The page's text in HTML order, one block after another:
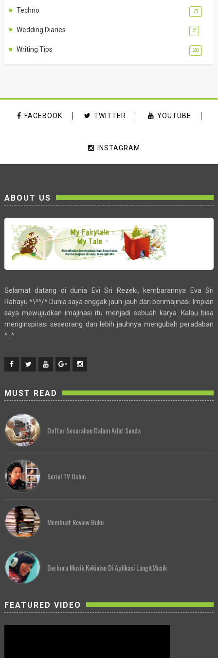
Techno 71
Wedding Diaries 2
Writing Tips 20
FACEBOOK TWITTER YOUTUBE
INSTAGRAM
ABOUT US
Selamat datang di dunia Evi Sri Rezeki, kembarannya Eva Sri
Rahayu *\^^/* Dunia saya enggak jauh-jauh dari berimajinasi. Impian
saya mewujudkan imajinasi itu menjadi sebuah karya. Kalau bisa
menginspirasi seseorang dan lebih jauhnya mengubah peradaban
^_^
MUST READ
Daftar Seserahan Dalam Adat Sunda
Serial TV Oshin
Membuat Review Buku
Berburu Musik Kekinian Di Aplikasi LangitMusik
FEATURED VIDEO